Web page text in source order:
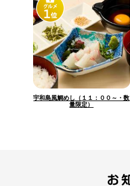
宇和島風鯛めし（１１：００～・数
量限定）